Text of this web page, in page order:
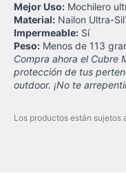
Mejor Uso: Mochilero
Material: Nailon Ultra-
Impermeable: Sí
Peso: Menos de 113
Compra ahora el Cubre
protección de tus
outdoor. ¡No te
Los productos están sujetos